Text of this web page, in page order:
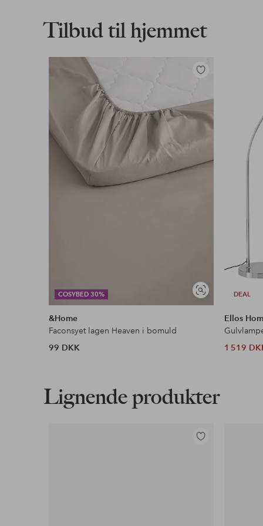
Gælder for postpakker over 599 kr
Læs mere
Faktura & Konto
Vores mest fordelagtige betalingsmetode
Læs mere
Tilbud til hjemmet
COSYBED 30%
Se
lignende
Tilføj
favoritter
&Home
Faconsyet lagen Heaven i bomuld
99 DKK
DEAL
Ellos
1 519
Lignende produkter
Tilføj